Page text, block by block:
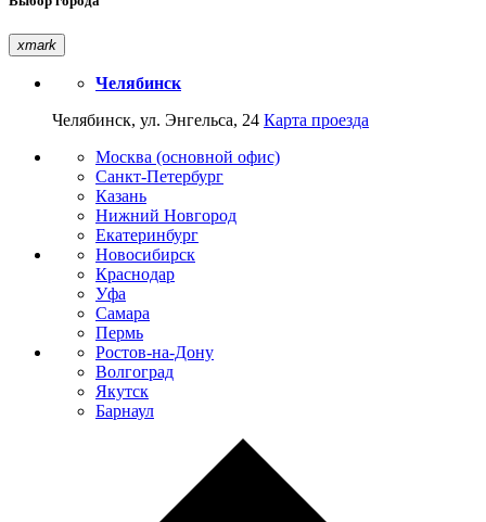
xmark
Челябинск
Челябинск, ул. Энгельса, 24 Карта проезда
Москва (основной офис)
Санкт-Петербург
Казань
Нижний Новгород
Екатеринбург
Новосибирск
Краснодар
Уфа
Самара
Пермь
Ростов-на-Дону
Волгоград
Якутск
Барнаул